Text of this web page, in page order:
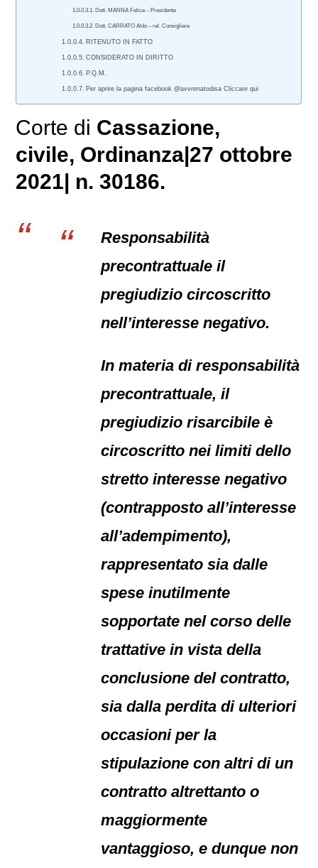
Dott. MANNA Felice – Presidente
Dott. CARRATO Aldo – rel. Consigliere
RITENUTO IN FATTO
CONSIDERATO IN DIRITTO
P.Q.M.
Per aprire la pagina facebook @avvrenatodisa Cliccare qui
Corte di Cassazione,
civile, Ordinanza|27 ottobre
2021| n. 30186.
Responsabilità
precontrattuale il
pregiudizio circoscritto
nell’interesse negativo.
In materia di responsabilità
precontrattuale, il
pregiudizio risarcibile è
circoscritto nei limiti dello
stretto interesse negativo
(contrapposto all’interesse
all’adempimento),
rappresentato sia dalle
spese inutilmente
sopportate nel corso delle
trattative in vista della
conclusione del contratto,
sia dalla perdita di ulteriori
occasioni per la
stipulazione con altri di un
contratto altrettanto o
maggiormente
vantaggioso, e dunque non